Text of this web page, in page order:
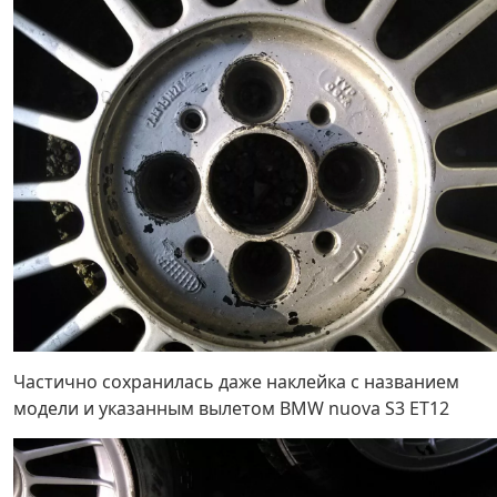
Частично сохранилась даже наклейка с названием
модели и указанным вылетом BMW nuova S3 ET12